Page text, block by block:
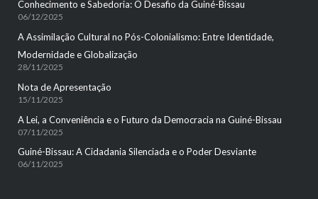
Conhecimento e Sabedoria: O Desafio da Guiné-Bissau
06/12/2025
A Assimilação Cultural no Pós-Colonialismo: Entre Identidade,
Modernidade e Globalização
28/11/2025
Nota de Apresentação
15/11/2025
A Lei, a Conveniência e o Futuro da Democracia na Guiné-Bissau
07/11/2025
Guiné-Bissau: A Cidadania Silenciada e o Poder Desviante
06/11/2025